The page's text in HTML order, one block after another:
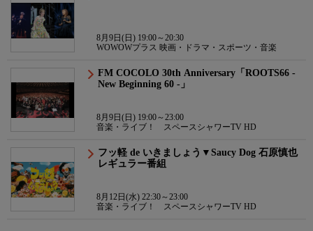
8月9日(日) 19:00～20:30
WOWOWプラス 映画・ドラマ・スポーツ・音楽
FM COCOLO 30th Anniversary「ROOTS66 -
New Beginning 60 -」
8月9日(日) 19:00～23:00
音楽・ライブ！ スペースシャワーTV HD
フッ軽 de いきましょう▼Saucy Dog 石原慎也
レギュラー番組
8月12日(水) 22:30～23:00
音楽・ライブ！ スペースシャワーTV HD